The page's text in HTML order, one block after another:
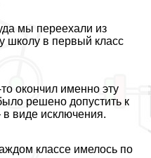
мы переехали из
школу в первый класс
окончил именно эту
решено допустить к
виде исключения.
классе имелось по